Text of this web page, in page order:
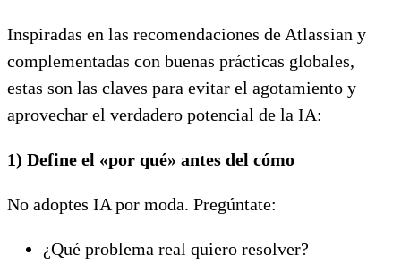
Inspiradas en las recomendaciones de Atlassian y
complementadas con buenas prácticas globales,
estas son las claves para evitar el agotamiento y
aprovechar el verdadero potencial de la IA:
1) Define el «por qué» antes del cómo
No adoptes IA por moda. Pregúntate:
¿Qué problema real quiero resolver?